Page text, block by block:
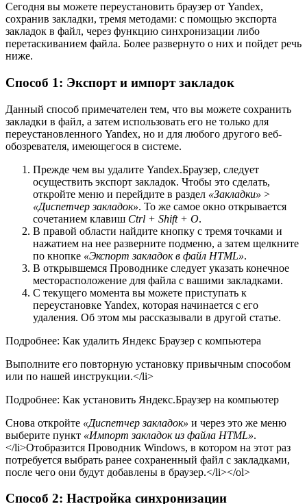
Сегодня вы можете переустановить браузер от Yandex,
сохранив закладки, тремя методами: с помощью экспорта
закладок в файл, через функцию синхронизации либо
перетаскиванием файла. Более развернуто о них и пойдет речь
ниже.
Способ 1: Экспорт и импорт закладок
Данный способ примечателен тем, что вы можете сохранить
закладки в файл, а затем использовать его не только для
переустановленного Yandex, но и для любого другого веб-
обозревателя, имеющегося в системе.
Прежде чем вы удалите Yandex.Браузер, следует
осуществить экспорт закладок. Чтобы это сделать,
откройте меню и перейдите в раздел «Закладки» >
«Диспетчер закладок». То же самое окно открывается
сочетанием клавиш Ctrl + Shift + O.
В правой области найдите кнопку с тремя точками и
нажатием на нее разверните подменю, а затем щелкните
по кнопке «Экспорт закладок в файл HTML».
В открывшемся Проводнике следует указать конечное
месторасположение для файла с вашими закладками.
С текущего момента вы можете приступать к
переустановке Yandex, которая начинается с его
удаления. Об этом мы рассказывали в другой статье.
Подробнее: Как удалить Яндекс Браузер с компьютера
Выполните его повторную установку привычным способом
или по нашей инструкции.</li>
Подробнее: Как установить Яндекс.Браузер на компьютер
Снова откройте «Диспетчер закладок» и через это же меню
выберите пункт «Импорт закладок из файла HTML».
</li>Отобразится Проводник Windows, в котором на этот раз
потребуется выбрать ранее сохраненный файл с закладками,
после чего они будут добавлены в браузер.</li></ol>
Способ 2: Настройка синхронизации